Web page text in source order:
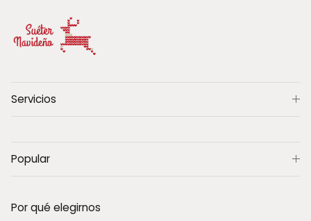
Servicios
Popular
Por qué elegirnos